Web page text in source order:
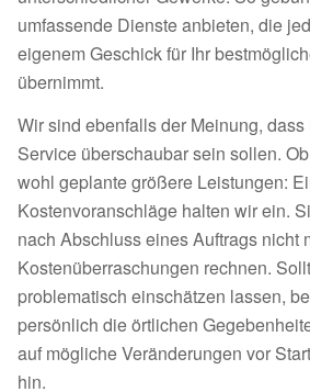
umfassende Dienste anbieten, die
eigenem Geschick für Ihr
übernimmt.
Wir sind ebenfalls der Meinung,
Service überschaubar sein sollen.
wohl geplante größere Leistungen:
Kostenvoranschläge halten wir ein.
nach Abschluss eines Auftrags nicht
Kostenüberraschungen rechnen.
problematisch einschätzen lassen,
persönlich die örtlichen
auf mögliche Veränderungen vor
hin.